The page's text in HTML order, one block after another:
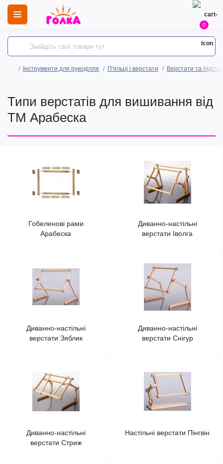
0
Інструменти для рукоділля П'яльці і верстати Верстати та
Типи верстатів для вишивання від
ТМ Арабеска
Гобеленові рами
Арабеска
Диванно-настільні
верстати Іволга
Диванно-настільні
верстати Зяблик
Диванно-настільні
верстати Снігур
Диванно-настільні
верстати Стриж
Настільні верстати Пінгвін